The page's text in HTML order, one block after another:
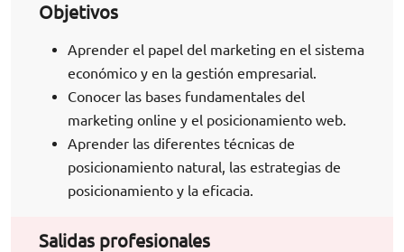
Objetivos
Aprender el papel del marketing en el sistema
económico y en la gestión empresarial.
Conocer las bases fundamentales del
marketing online y el posicionamiento web.
Aprender las diferentes técnicas de
posicionamiento natural, las estrategias de
posicionamiento y la eficacia.
Salidas profesionales